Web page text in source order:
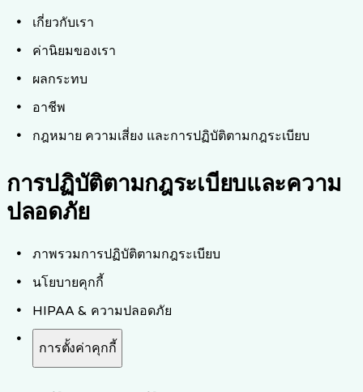
เกี่ยวกับเรา
ค่านิยมของเรา
ผลกระทบ
อาชีพ
กฎหมาย ความเสี่ยง และการปฏิบัติตามกฎระเบียบ
การปฏิบัติตามกฎระเบียบและความ
ปลอดภัย
ภาพรวมการปฏิบัติตามกฎระเบียบ
นโยบายคุกกี้
HIPAA & ความปลอดภัย
การตั้งค่าคุกกี้